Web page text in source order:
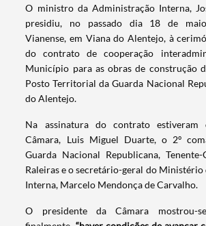
O ministro da Administração Interna,
presidiu, no passado dia 18 de
Vianense, em Viana do Alentejo, à
do contrato de cooperação
Município para as obras de construção
Posto Territorial da Guarda Nacional
do Alentejo.
Na assinatura do contrato estiveram
Câmara, Luis Miguel Duarte, o 2º
Guarda Nacional Republicana,
Raleiras e o secretário-geral do
Interna, Marcelo Mendonça de Carvalho.
O presidente da Câmara mostrou-